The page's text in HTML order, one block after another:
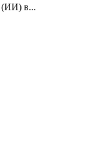
(ИИ) в...